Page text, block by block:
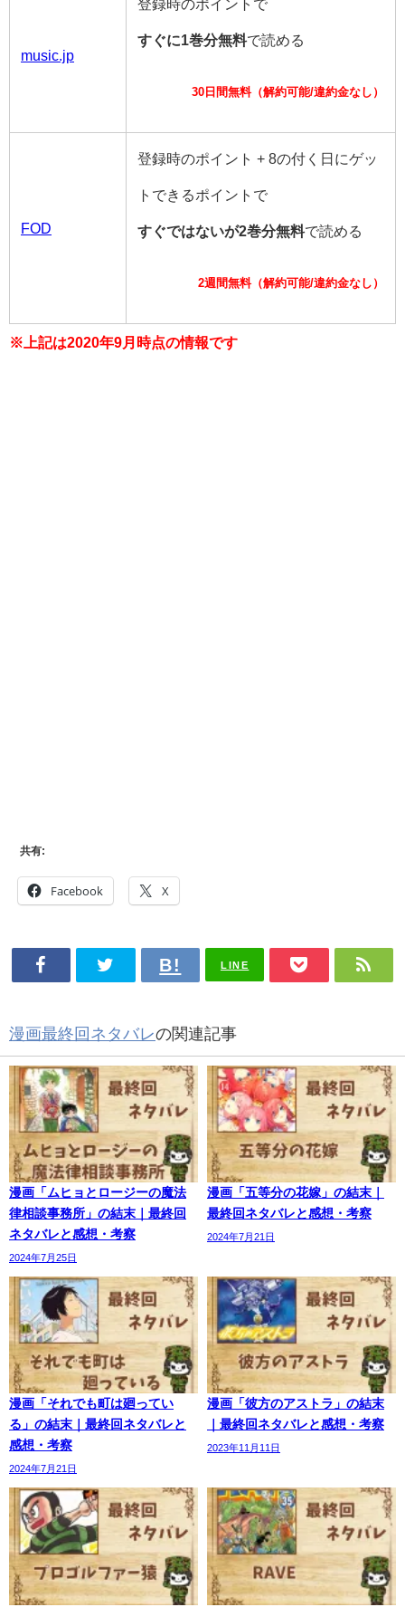
music.jp
登録時のポイントで
すぐに1巻分無料で読める
30日間無料（解約可能/違約金なし）
FOD
登録時のポイント + 8の付く日にゲッ
トできるポイントで
すぐではないが2巻分無料で読める
2週間無料（解約可能/違約金なし）
※上記は2020年9月時点の情報です
共有:
Facebook X
LINE
漫画最終回ネタバレの関連記事
漫画「ムヒョとロージーの魔法
律相談事務所」の結末｜最終回
ネタバレと感想・考察
2024年7月25日
漫画「五等分の花嫁」の結末｜
最終回ネタバレと感想・考察
2024年7月21日
漫画「それでも町は廻ってい
る」の結末｜最終回ネタバレと
感想・考察
2024年7月21日
漫画「彼方のアストラ」の結末
｜最終回ネタバレと感想・考察
2023年11月11日